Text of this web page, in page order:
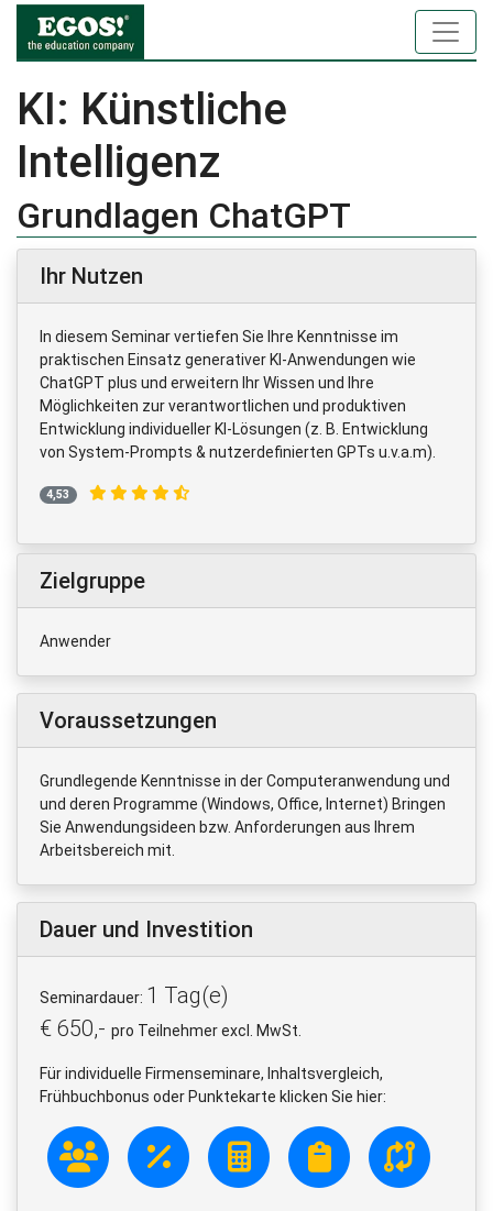
KI: Künstliche
Intelligenz
Grundlagen ChatGPT
Ihr Nutzen
In diesem Seminar vertiefen Sie Ihre Kenntnisse im
praktischen Einsatz generativer KI-Anwendungen wie
ChatGPT plus und erweitern Ihr Wissen und Ihre
Möglichkeiten zur verantwortlichen und produktiven
Entwicklung individueller KI-Lösungen (z. B. Entwicklung
von System-Prompts & nutzerdefinierten GPTs u.v.a.m).
4,53
Zielgruppe
Anwender
Voraussetzungen
Grundlegende Kenntnisse in der Computeranwendung und
und deren Programme (Windows, Office, Internet) Bringen
Sie Anwendungsideen bzw. Anforderungen aus Ihrem
Arbeitsbereich mit.
Dauer und Investition
Seminardauer: 1 Tag(e)
€ 650,- pro Teilnehmer excl. MwSt.
Für individuelle Firmenseminare, Inhaltsvergleich,
Frühbuchbonus oder Punktekarte klicken Sie hier: